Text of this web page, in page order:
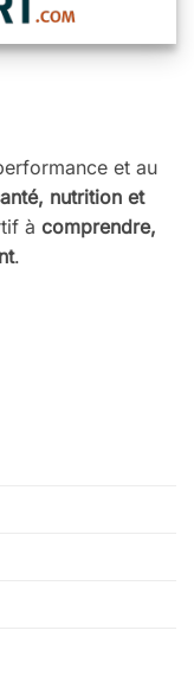
et au
nutrition et
à comprendre,
.